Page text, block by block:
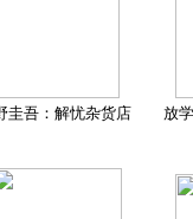
圭吾：解忧杂货店 放